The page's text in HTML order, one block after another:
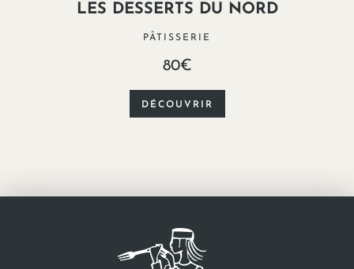
LES DESSERTS DU NORD
PÂTISSERIE
80€
DÉCOUVRIR